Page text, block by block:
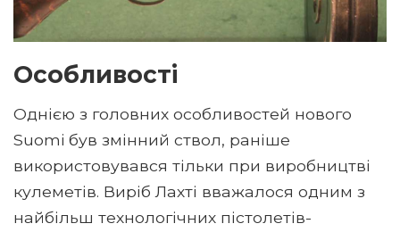
Особливості
Однією з головних особливостей нового
Suomi був змінний ствол, раніше
використовувався тільки при виробництві
кулеметів. Виріб Лахті вважалося одним з
найбільш технологічних пістолетів-